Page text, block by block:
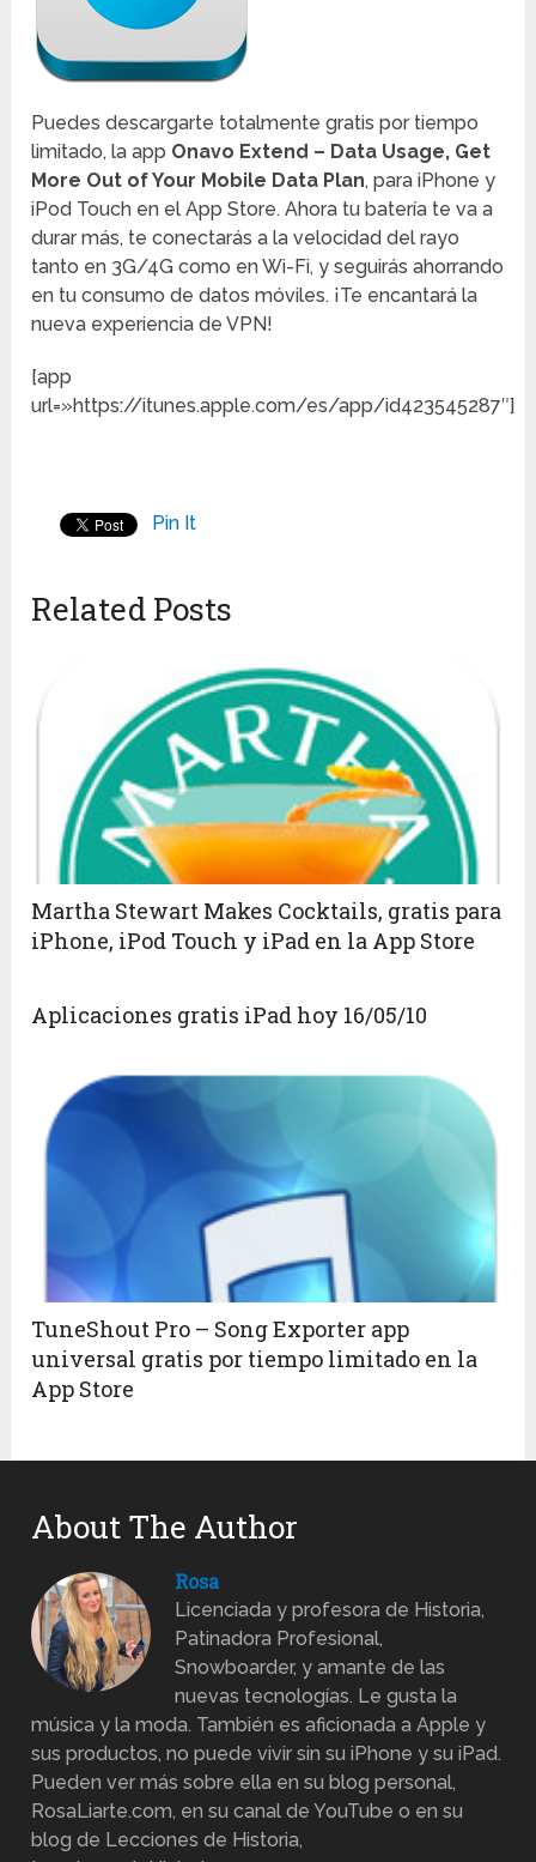
Puedes descargarte totalmente gratis por tiempo
limitado, la app Onavo Extend – Data Usage, Get
More Out of Your Mobile Data Plan, para iPhone y
iPod Touch en el App Store. Ahora tu batería te va a
durar más, te conectarás a la velocidad del rayo
tanto en 3G/4G como en Wi-Fi, y seguirás ahorrando
en tu consumo de datos móviles. ¡Te encantará la
nueva experiencia de VPN!
[app
url=»https://itunes.apple.com/es/app/id423545287″]
Pin It
Related Posts
Martha Stewart Makes Cocktails, gratis para
iPhone, iPod Touch y iPad en la App Store
Aplicaciones gratis iPad hoy 16/05/10
TuneShout Pro – Song Exporter app
universal gratis por tiempo limitado en la
App Store
About The Author
Rosa
Licenciada y profesora de Historia,
Patinadora Profesional,
Snowboarder, y amante de las
nuevas tecnologías. Le gusta la
música y la moda. También es aficionada a Apple y
sus productos, no puede vivir sin su iPhone y su iPad.
Pueden ver más sobre ella en su blog personal,
RosaLiarte.com, en su canal de YouTube o en su
blog de Lecciones de Historia,